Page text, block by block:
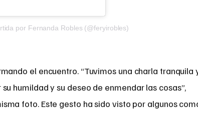
por Fernanda Robles (@feryirobles)
el encuentro. “Tuvimos una charla tranquila
humildad y su deseo de enmendar las cosas”,
foto. Este gesto ha sido visto por algunos